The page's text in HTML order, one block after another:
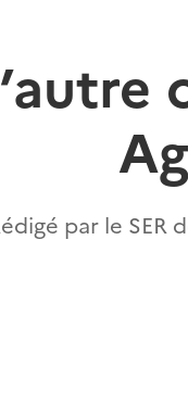
par le SER